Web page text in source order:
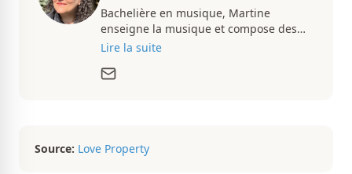
Bachelière en musique, Martine
enseigne la musique et compose des
pièces musicales pendant ses temps
d’aménagement intérieur, elle suit de
Lire la suite
Source: Love Property